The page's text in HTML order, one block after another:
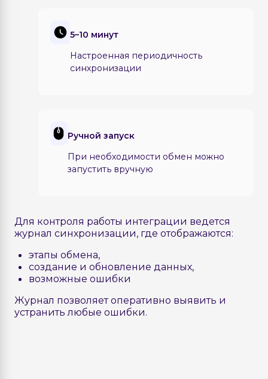
5–10 минут
Настроенная периодичность
синхронизации
Ручной запуск
При необходимости обмен можно
запустить вручную
Для контроля работы интеграции ведется
журнал синхронизации, где отображаются:
этапы обмена,
создание и обновление данных,
возможные ошибки
Журнал позволяет оперативно выявить и
устранить любые ошибки.